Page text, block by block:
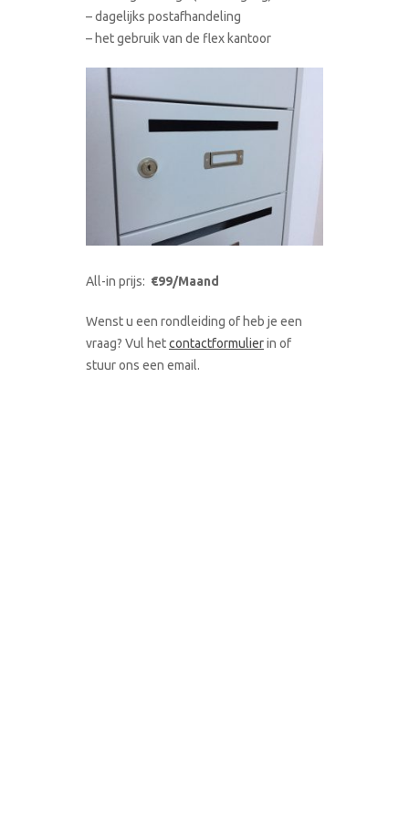
– dagelijks postafhandeling
– het gebruik van de flex kantoor
All-in prijs: €99/Maand
Wenst u een rondleiding of heb je een
vraag? Vul hetcontactformulierin of
stuur ons een email.